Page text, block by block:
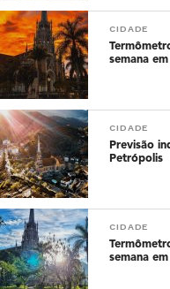
CIDADE
semana
CIDADE
Previsão
Petrópolis
CIDADE
semana